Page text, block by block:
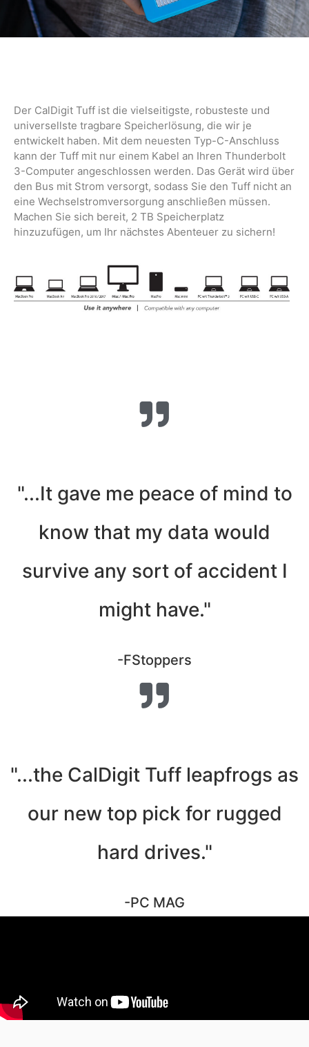
Der CalDigit Tuff ist die vielseitigste, robusteste und
universellste tragbare Speicherlösung, die wir je
entwickelt haben. Mit dem neuesten Typ-C-Anschluss
kann der Tuff mit nur einem Kabel an Ihren Thunderbolt
3-Computer angeschlossen werden. Das Gerät wird über
den Bus mit Strom versorgt, sodass Sie den Tuff nicht an
eine Wechselstromversorgung anschließen müssen.
Machen Sie sich bereit, 2 TB Speicherplatz
hinzuzufügen, um Ihr nächstes Abenteuer zu sichern!
"...It gave me peace of mind to
know that my data would
survive any sort of accident I
might have."
-FStoppers
"...the CalDigit Tuff leapfrogs as
our new top pick for rugged
hard drives."
-PC MAG